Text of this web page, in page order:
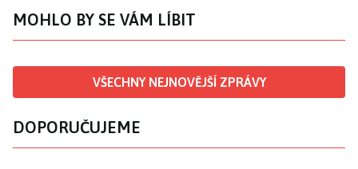
MOHLO BY SE VÁM LÍBIT
VŠECHNY NEJNOVĚJŠÍ ZPRÁVY
DOPORUČUJEME